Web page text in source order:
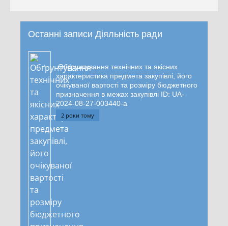
Останні записи Діяльність ради
Обґрунтування технічних та якісних
характеристика предмета закупівлі, його
очікуваної вартості та розміру бюджетного
призначення в межах закупівлі ID: UA-
2024-08-27-003440-a
2 роки тому